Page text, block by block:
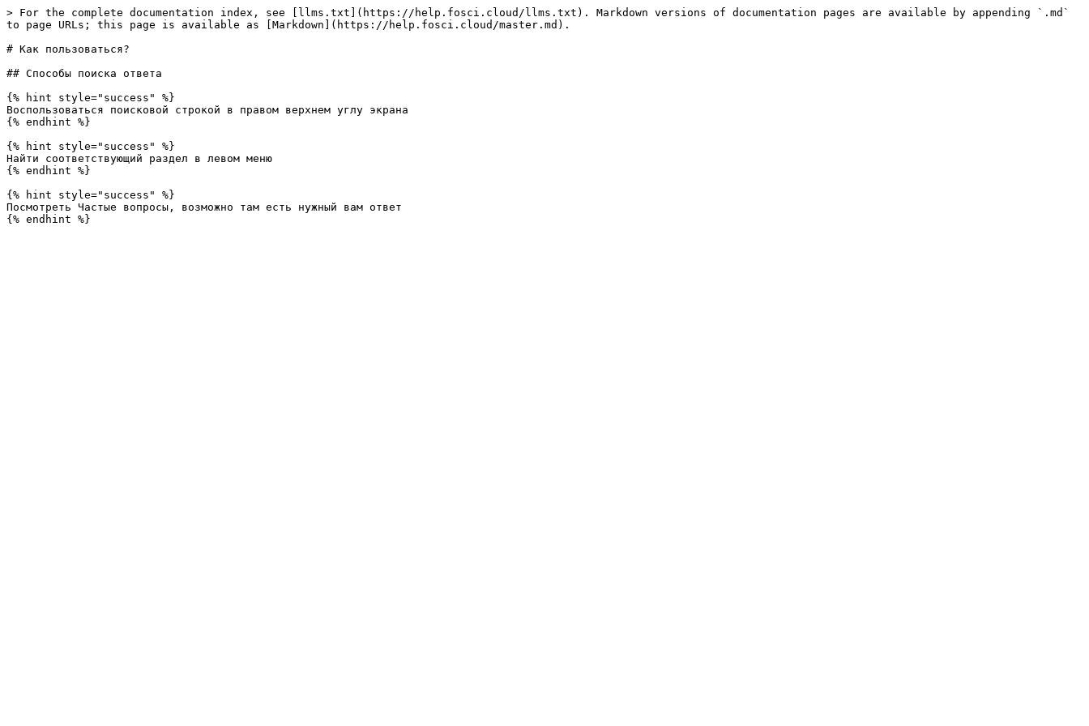
> For the complete documentation index, see [llms.txt](https://help.fosci.cloud/llms.txt). Markdown versions of documentation pages are available by appending `.md`
to page URLs; this page is available as [Markdown](https://help.fosci.cloud/master.md).
# Как пользоваться?
## Способы поиска ответа
{% hint style="success" %}
Воспользоваться поисковой строкой в правом верхнем углу экрана
{% endhint %}
{% hint style="success" %}
Найти соответствующий раздел в левом меню
{% endhint %}
{% hint style="success" %}
Посмотреть Частые вопросы, возможно там есть нужный вам ответ